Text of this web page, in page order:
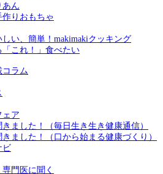
あん
作りおもちゃ
い、簡単！makimakiクッキング
これ！」食べたい
コラム
ェア
ました！（毎日生き生き健康通信）
ました！（口から始まる健康づくり）
ビ
門医に聞く